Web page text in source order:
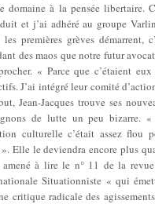
domaine à la pensée libertaire.
et j’ai adhéré au groupe
les premières grèves démarrent,
des maos que notre futur
« Parce que c’étaient
J’ai intégré leur comité
Jean-Jacques trouve ses
de lutte un peu bizarre.
culturelle c’était assez flou
Elle le deviendra encore plus
à lire le n° 11 de la
Situationniste « qui
critique radicale des